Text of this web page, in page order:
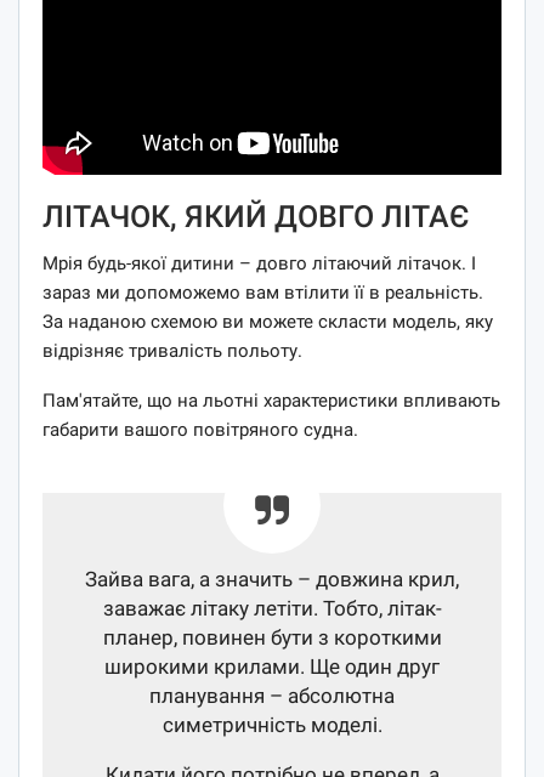
ЛІТАЧОК, ЯКИЙ ДОВГО ЛІТАЄ
Мрія будь-якої дитини – довго літаючий літачок. І
зараз ми допоможемо вам втілити її в реальність.
За наданою схемою ви можете скласти модель, яку
відрізняє тривалість польоту.
Пам'ятайте, що на льотні характеристики впливають
габарити вашого повітряного судна.
Зайва вага, а значить – довжина крил,
заважає літаку летіти. Тобто, літак-
планер, повинен бути з короткими
широкими крилами. Ще один друг
планування – абсолютна
симетричність моделі.